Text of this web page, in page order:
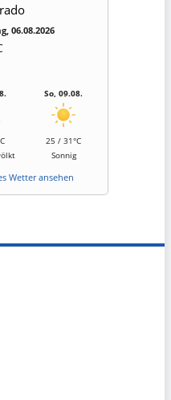
06.08.2026
So, 09.08.
25 / 31°C
Sonnig
Wetter ansehen